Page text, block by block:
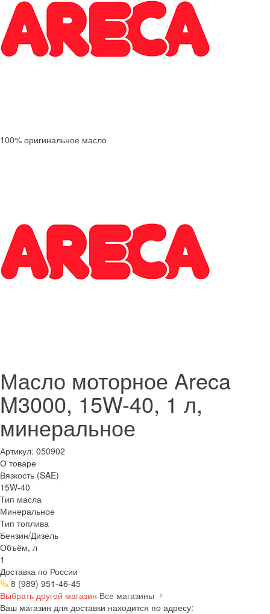
100% оригинальное масло
Масло моторное Areca
M3000, 15W-40, 1 л,
минеральное
Артикул: 050902
О товаре
Вязкость (SAE)
15W-40
Тип масла
Минеральное
Тип топлива
Бензин/Дизель
Объём, л
1
Доставка по России
8 (989) 951-46-45
Выбрать другой магазин Все магазины
Ваш магазин для доставки находится по адресу: